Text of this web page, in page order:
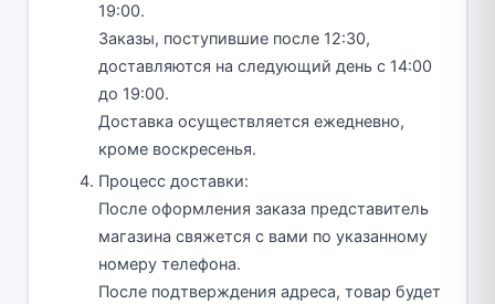
19:00.
Заказы, поступившие после 12:30,
доставляются на следующий день с 14:00
до 19:00.
Доставка осуществляется ежедневно,
кроме воскресенья.
Процесс доставки:
После оформления заказа представитель
магазина свяжется с вами по указанному
номеру телефона.
После подтверждения адреса, товар будет